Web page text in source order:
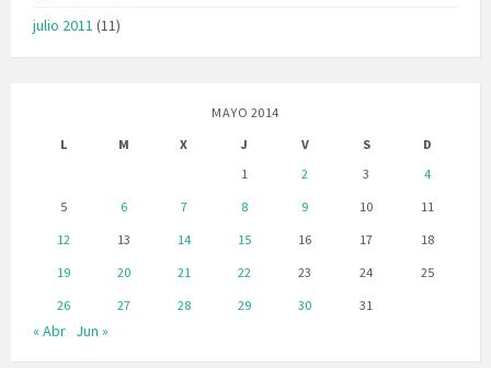
julio 2011 (11)
MAYO 2014
L
M X J V S
D
1
2 3
4
5
6 7 8 9 10
11
12
13 14 15 16 17
18
19
20 21 22 23 24
25
26
27 28 29 30 31
« Abr Jun »